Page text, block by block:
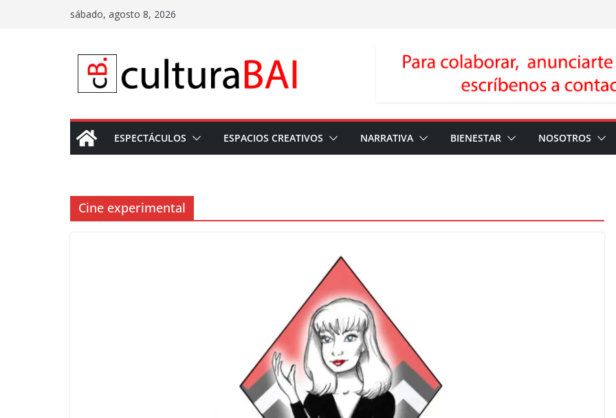
sábado, agosto 8, 2026
ESPECTÁCULOS ESPACIOS CREATIVOS NARRATIVA BIENESTAR NOSOTROS
Cine experimental